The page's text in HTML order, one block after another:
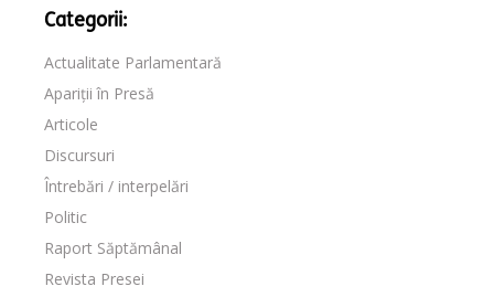
Categorii:
Actualitate Parlamentară
Apariții în Presă
Articole
Discursuri
Întrebări / interpelări
Politic
Raport Săptămânal
Revista Presei